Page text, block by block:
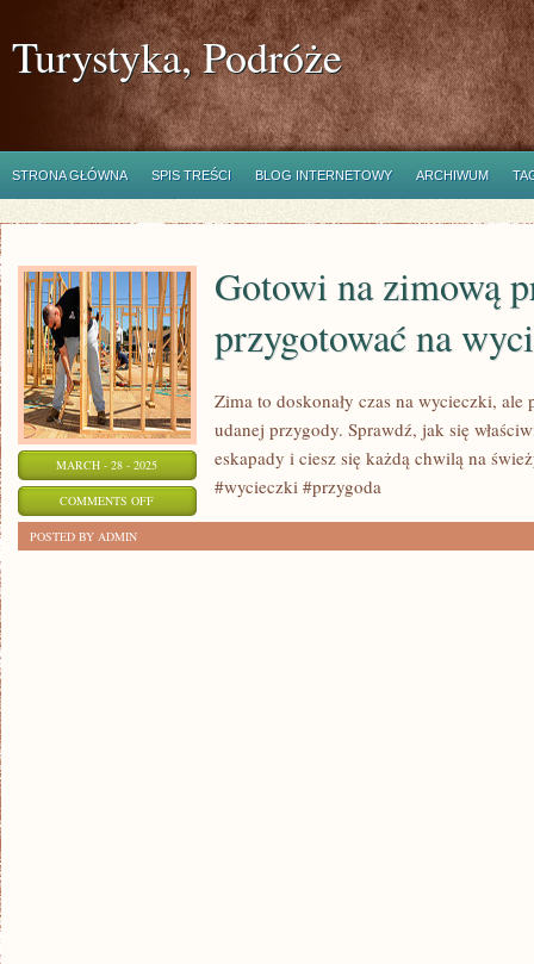
Turystyka, Podróże
STRONA GŁÓWNA SPIS TREŚCI BLOG INTERNETOWY ARCHIWUM
MARCH - 28 - 2025
COMMENTS OFFON
Gotowi na zimową
przygotować na
Zima to doskonały czas na wycieczki,
udanej przygody. Sprawdź, jak się
eskapady i ciesz się każdą chwilą na
#wycieczki #przygoda
POSTED BY ADMIN